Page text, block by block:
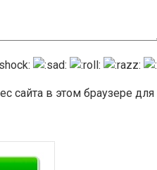
сайта в этом браузере